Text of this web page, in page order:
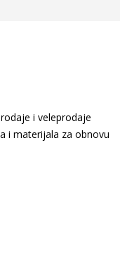
i veleprodaje
i materijala za obnovu